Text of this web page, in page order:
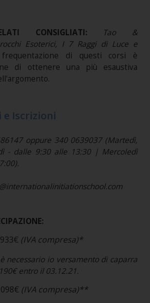
CONSIGLIATI:
Tao &
Esoterici, I 7 Raggi di Luce e
di questi corsi è
di ottenere una più esaustiva
Iscrizioni
oppure 340 0639037 (Martedì,
- dalle 9:30 alle 13:30 | Mercoledì
(IVA compresa)*
necessario io versamento di caparra
entro il 03.12.21.
(IVA compresa)**